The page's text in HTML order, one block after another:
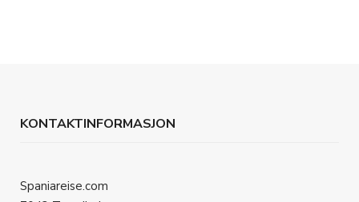
KONTAKTINFORMASJON
Spaniareise.com